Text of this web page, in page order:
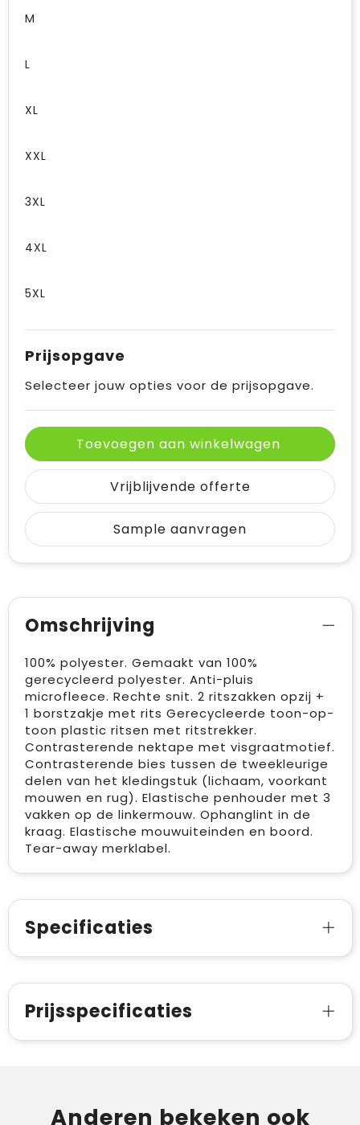
M
L
XL
XXL
3XL
4XL
5XL
Prijsopgave
Selecteer jouw opties voor de prijsopgave.
Toevoegen aan winkelwagen
Vrijblijvende offerte
Sample aanvragen
Omschrijving
100% polyester. Gemaakt van 100%
gerecycleerd polyester. Anti-pluis
microfleece. Rechte snit. 2 ritszakken opzij +
1 borstzakje met rits Gerecycleerde toon-op-
toon plastic ritsen met ritstrekker.
Contrasterende nektape met visgraatmotief.
Contrasterende bies tussen de tweekleurige
delen van het kledingstuk (lichaam, voorkant
mouwen en rug). Elastische penhouder met 3
vakken op de linkermouw. Ophanglint in de
kraag. Elastische mouwuiteinden en boord.
Tear-away merklabel.
Specificaties
Prijsspecificaties
Anderen bekeken ook